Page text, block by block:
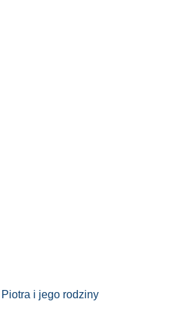
i jego rodziny